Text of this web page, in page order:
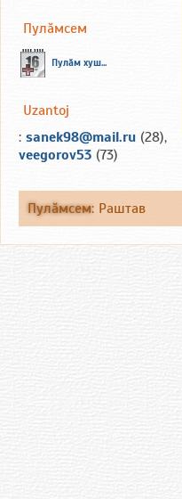
Пулăмсем
Пулăм хуш...
Uzantoj
: sanek98@mail.ru (28),
veegorov53 (73)
Пулăмсем: Раштав